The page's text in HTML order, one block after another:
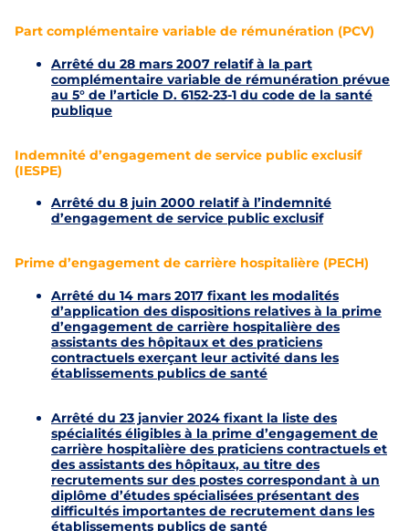
Part complémentaire variable de rémunération (PCV)
Arrêté du 28 mars 2007 relatif à la part
complémentaire variable de rémunération prévue
au 5° de l’article D. 6152-23-1 du code de la santé
publique
Indemnité d’engagement de service public exclusif
(IESPE)
Arrêté du 8 juin 2000 relatif à l’indemnité
d’engagement de service public exclusif
Prime d’engagement de carrière hospitalière (PECH)
Arrêté du 14 mars 2017 fixant les modalités
d’application des dispositions relatives à la prime
d’engagement de carrière hospitalière des
assistants des hôpitaux et des praticiens
contractuels exerçant leur activité dans les
établissements publics de santé
Arrêté du 23 janvier 2024 fixant la liste des
spécialités éligibles à la prime d’engagement de
carrière hospitalière des praticiens contractuels et
des assistants des hôpitaux, au titre des
recrutements sur des postes correspondant à un
diplôme d’études spécialisées présentant des
difficultés importantes de recrutement dans les
établissements publics de santé